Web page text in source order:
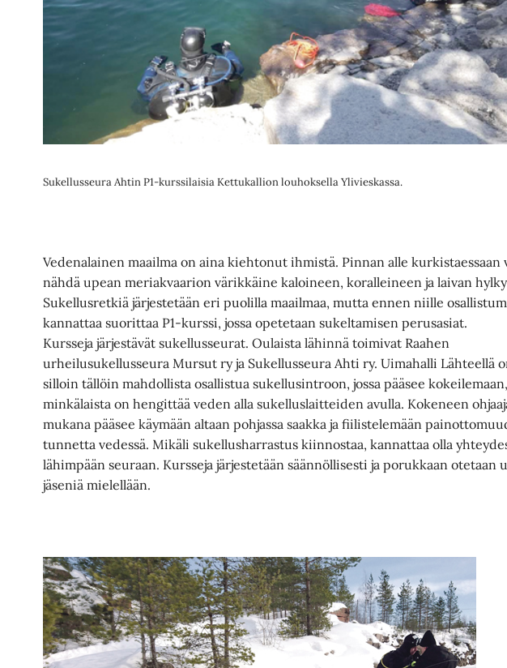
Sukellusseura Ahtin P1-kurssilaisia Kettukallion louhoksella Ylivieskassa.
Vedenalainen maailma on aina kiehtonut ihmistä. Pinnan alle kurkistaessaan
nähdä upean meriakvaarion värikkäine kaloineen, koralleineen ja laivan
Sukellusretkiä järjestetään eri puolilla maailmaa, mutta ennen niille
kannattaa suorittaa P1-kurssi, jossa opetetaan sukeltamisen perusasiat.
Kursseja järjestävät sukellusseurat. Oulaista lähinnä toimivat Raahen
urheilusukellusseura Mursut ry ja Sukellusseura Ahti ry. Uimahalli Lähteellä
silloin tällöin mahdollista osallistua sukellusintroon, jossa pääsee kokeilemaan,
minkälaista on hengittää veden alla sukelluslaitteiden avulla. Kokeneen
mukana pääsee käymään altaan pohjassa saakka ja fiilistelemään
tunnetta vedessä. Mikäli sukellusharrastus kiinnostaa, kannattaa olla
lähimpään seuraan. Kursseja järjestetään säännöllisesti ja porukkaan otetaan
jäseniä mielellään.